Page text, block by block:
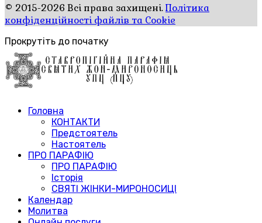
© 2015-2026 Всі права захищені.Політика
конфіденційності файлів та Cookie
Прокрутіть до початку
Головна
КОНТАКТИ
Предстоятель
Настоятель
ПРО ПАРАФІЮ
ПРО ПАРАФІЮ
Історія
СВЯТІ ЖІНКИ-МИРОНОСИЦІ
Календар
Молитва